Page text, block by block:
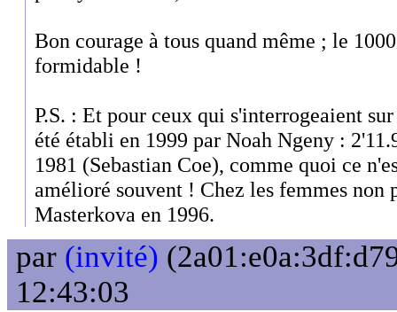
Bon courage à tous quand même ; le
formidable !
P.S. : Et pour ceux qui s'interrogeaient
été établi en 1999 par Noah Ngeny :
1981 (Sebastian Coe), comme quoi ce
amélioré souvent ! Chez les femmes non
Masterkova en 1996.
par (invité)
12:43:03